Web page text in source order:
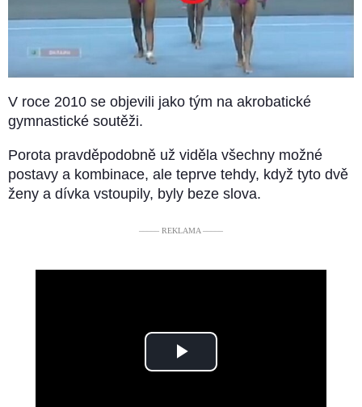
V roce 2010 se objevili jako tým na akrobatické
gymnastické soutěži.
Porota pravděpodobně už viděla všechny možné
postavy a kombinace, ale teprve tehdy, když tyto dvě
ženy a dívka vstoupily, byly beze slova.
––––– REKLAMA –––––
Play